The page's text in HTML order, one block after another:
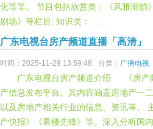
化等等。 节目包括欣赏类：《风雅潮韵
剧场》等栏目; 知识类：... ...
广东电视台房产频道直播「高清」
时间：2025-11-29 13:59:48 分类： 广播电视
广东电视台房产频道介绍 《房产
产信息发布平台。其内容涵盖房地产一
以及房地产相关行业的信息、资讯等。
产快报》《看楼先锋》等。深入分析国